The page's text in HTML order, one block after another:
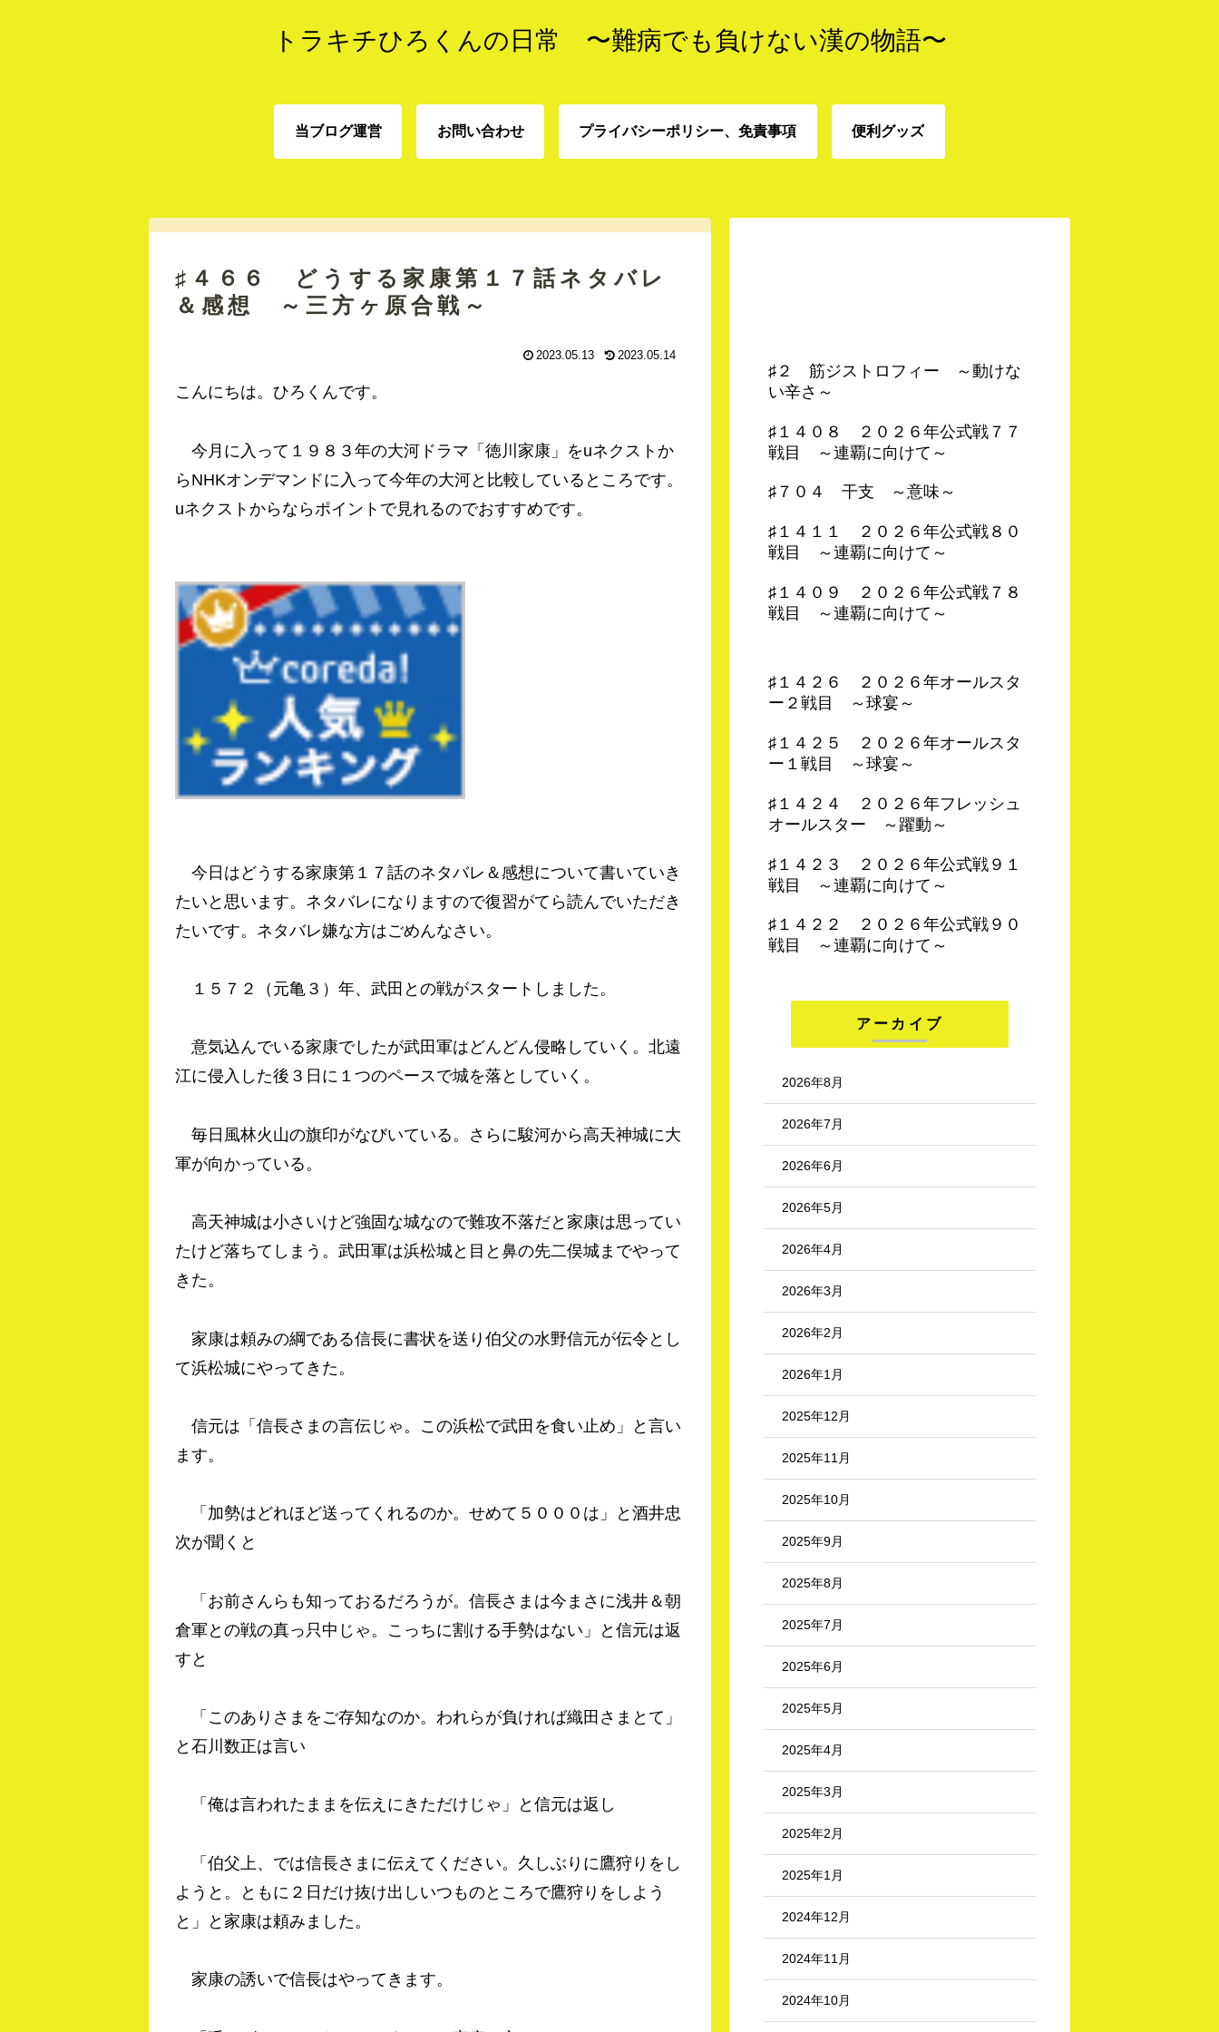
トラキチひろくんの日常 〜難病でも負けない漢の物語〜
当ブログ運営 お問い合わせ プライバシーポリシー、免責事項 便利グッズ
♯４６６ どうする家康第１７話ネタバレ
＆感想 ～三方ヶ原合戦～
2023.05.13 2023.05.14
こんにちは。ひろくんです。
今月に入って１９８３年の大河ドラマ「徳川家康」をuネクストか
らNHKオンデマンドに入って今年の大河と比較しているところです。
uネクストからならポイントで見れるのでおすすめです。
今日はどうする家康第１７話のネタバレ＆感想について書いていき
たいと思います。ネタバレになりますので復習がてら読んでいただき
たいです。ネタバレ嫌な方はごめんなさい。
１５７２（元亀３）年、武田との戦がスタートしました。
意気込んでいる家康でしたが武田軍はどんどん侵略していく。北遠
江に侵入した後３日に１つのペースで城を落としていく。
毎日風林火山の旗印がなびいている。さらに駿河から高天神城に大
軍が向かっている。
高天神城は小さいけど強固な城なので難攻不落だと家康は思ってい
たけど落ちてしまう。武田軍は浜松城と目と鼻の先二俣城までやって
きた。
家康は頼みの綱である信長に書状を送り伯父の水野信元が伝令とし
て浜松城にやってきた。
信元は「信長さまの言伝じゃ。この浜松で武田を食い止め」と言い
ます。
「加勢はどれほど送ってくれるのか。せめて５０００は」と酒井忠
次が聞くと
「お前さんらも知っておるだろうが。信長さまは今まさに浅井＆朝
倉軍との戦の真っ只中じゃ。こっちに割ける手勢はない」と信元は返
すと
「このありさまをご存知なのか。われらが負ければ織田さまとて」
と石川数正は言い
「俺は言われたままを伝えにきただけじゃ」と信元は返し
「伯父上、では信長さまに伝えてください。久しぶりに鷹狩りをし
ようと。ともに２日だけ抜け出しいつものところで鷹狩りをしよう
と」と家康は頼みました。
家康の誘いで信長はやってきます。
♯２ 筋ジストロフィー ～動けな
い辛さ～
♯１４０８ ２０２６年公式戦７７
戦目 ～連覇に向けて～
♯７０４ 干支 ～意味～
♯１４１１ ２０２６年公式戦８０
戦目 ～連覇に向けて～
♯１４０９ ２０２６年公式戦７８
戦目 ～連覇に向けて～
♯１４２６ ２０２６年オールスタ
ー２戦目 ～球宴～
♯１４２５ ２０２６年オールスタ
ー１戦目 ～球宴～
♯１４２４ ２０２６年フレッシュ
オールスター ～躍動～
♯１４２３ ２０２６年公式戦９１
戦目 ～連覇に向けて～
♯１４２２ ２０２６年公式戦９０
戦目 ～連覇に向けて～
アーカイブ
2026年8月
2026年7月
2026年6月
2026年5月
2026年4月
2026年3月
2026年2月
2026年1月
2025年12月
2025年11月
2025年10月
2025年9月
2025年8月
2025年7月
2025年6月
2025年5月
2025年4月
2025年3月
2025年2月
2025年1月
2024年12月
2024年11月
2024年10月